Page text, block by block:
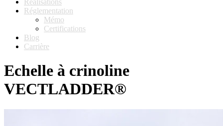
Réglementation
Mémo
Certifications
Blog
Carrière
Echelle à crinoline
VECTLADDER®